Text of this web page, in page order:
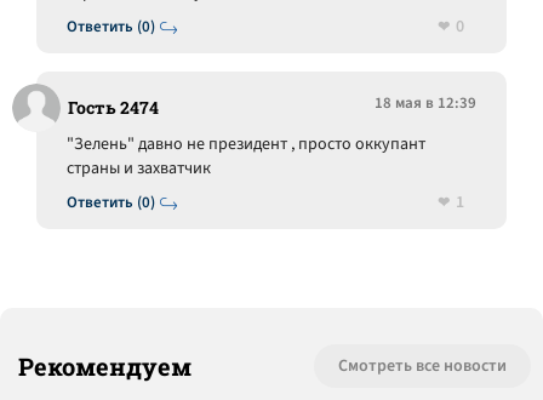
Ответить (0)
0
Гость 2474 18 мая в 12:39
Ответить (0)
"Зелень" давно не президент , просто оккупант
страны и захватчик
1
Рекомендуем Смотреть все новости